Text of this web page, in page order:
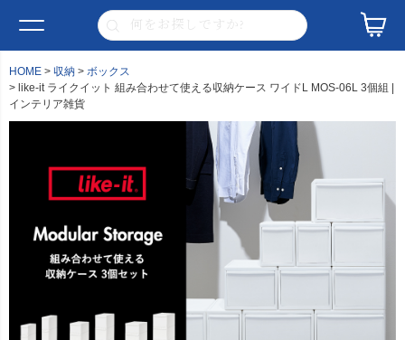
HOME 収納
ボックス
like-it ライクイット 組み合わせて使える収納ケース ワイドL MOS-06L 3個組 |
インテリア雑貨